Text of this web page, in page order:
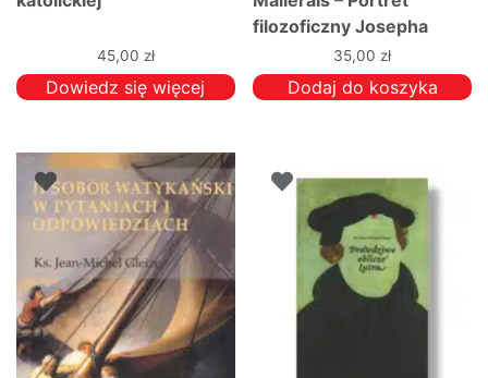
45,00 zł
Dowiedz się więcej
filozoficzny Josepha
Ratzingera35,00zł
Dodaj do koszyka